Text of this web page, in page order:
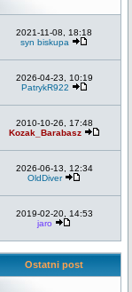
2021-11-08, 18:18
syn biskupa
2026-04-23, 10:19
PatrykR922
2010-10-26, 17:48
Kozak_Barabasz
2026-06-13, 12:34
OldDiver
2019-02-20, 14:53
jaro
Ostatni post